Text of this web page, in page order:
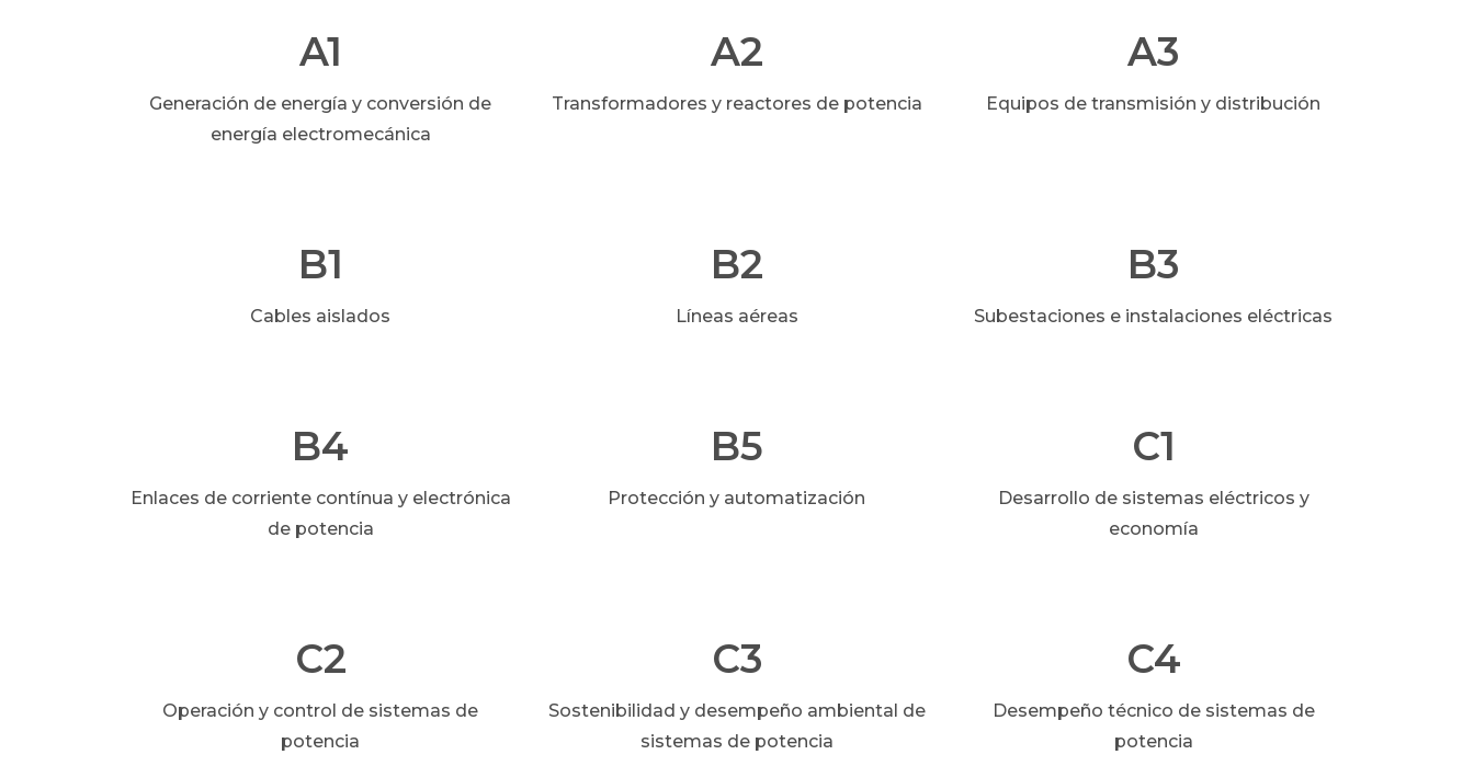
A1
Generación de energía y conversión de
energía electromecánica
A2
Transformadores y reactores de potencia
A3
Equipos de transmisión y distribución
B1
Cables aislados
B2
Líneas aéreas
B3
Subestaciones e instalaciones eléctricas
B4
Enlaces de corriente contínua y electrónica
de potencia
B5
Protección y automatización
C1
Desarrollo de sistemas eléctricos y
economía
C2
Operación y control de sistemas de
potencia
C3
Sostenibilidad y desempeño ambiental de
sistemas de potencia
C4
Desempeño técnico de sistemas de
potencia